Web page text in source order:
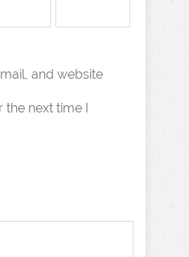
and website
next time I